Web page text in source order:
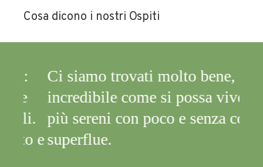
Cosa dicono i nostri Ospiti
Ci siamo trovati molto bene,
incredibile come si possa vivere
più sereni con poco e senza cose
superflue.